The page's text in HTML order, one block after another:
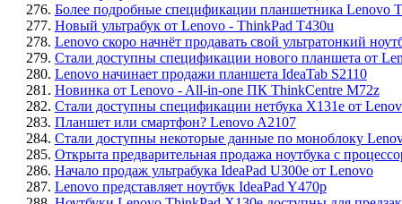
276. Более подробные спецификации планшетника Lenovo
277. Новый ультрабук от Lenovo - ThinkPad T430u
278. Lenovo скоро начнёт продавать свой ультратонкий
279. Стали доступны спецификации нового планшета от
280. Lenovo начинает продажи планшета IdeaTab S2110
281. Новинка от Lenovo - All-in-one ПК ThinkCentre M72z
282. Стали доступны спецификации нетбука X131e от
283. Планшет или смартфон? Lenovo A2107
284. Стали доступны некоторые данные по моноблоку
285. Открыта предварительная продажа ноутбука с
286. Начало продаж ультрабука IdeaPad U300e от Lenovo
287. Lenovo представляет ноутбук IdeaPad Y470p